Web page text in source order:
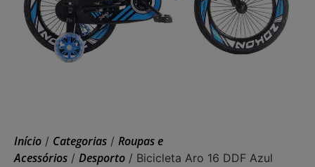
Início / Categorias / Roupas e
Acessórios / Desporto / Bicicleta Aro 16 DDF Azul